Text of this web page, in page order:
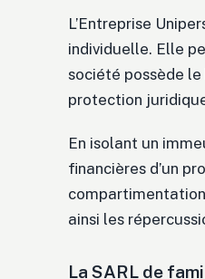
L’Entreprise
individuelle. Elle
société possède
protection
En isolant un
financières d’un
ainsi les
La SARL de